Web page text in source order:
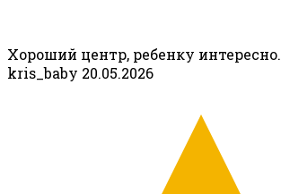
Хороший центр, ребенку интересно.
kris_baby 20.05.2026